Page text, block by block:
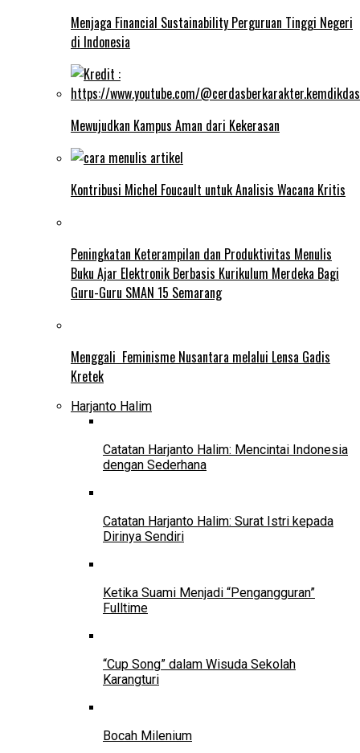
Menjaga Financial Sustainability Perguruan Tinggi Negeri
di Indonesia
Mewujudkan Kampus Aman dari Kekerasan
Kontribusi Michel Foucault untuk Analisis Wacana Kritis
Peningkatan Keterampilan dan Produktivitas Menulis
Buku Ajar Elektronik Berbasis Kurikulum Merdeka Bagi
Guru-Guru SMAN 15 Semarang
Menggali Feminisme Nusantara melalui Lensa Gadis
Kretek
Harjanto Halim
Catatan Harjanto Halim: Mencintai Indonesia
dengan Sederhana
Catatan Harjanto Halim: Surat Istri kepada
Dirinya Sendiri
Ketika Suami Menjadi “Pengangguran”
Fulltime
“Cup Song” dalam Wisuda Sekolah
Karangturi
Bocah Milenium